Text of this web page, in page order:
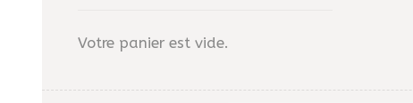
Votre panier est vide.